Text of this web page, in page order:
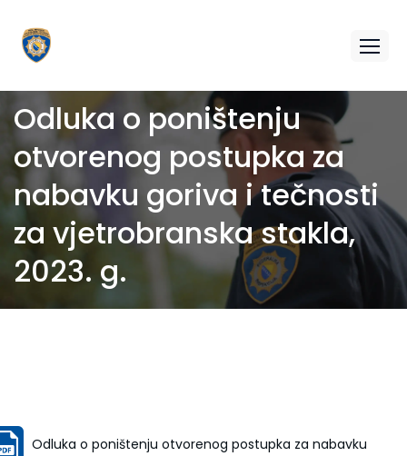
Odluka o poništenju
otvorenog postupka za
nabavku goriva i tečnosti
za vjetrobranska stakla,
2023. g.
Odluka o poništenju otvorenog postupka za nabavku